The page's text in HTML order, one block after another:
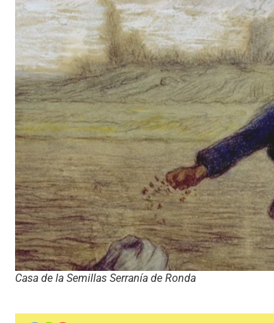
Casa de la Semillas Serranía de Ronda